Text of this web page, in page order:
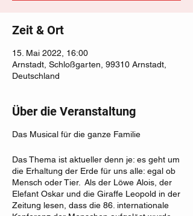
Zeit & Ort
15. Mai 2022, 16:00
Arnstadt, Schloßgarten, 99310 Arnstadt,
Deutschland
Über die Veranstaltung
Das Musical für die ganze Familie
Das Thema ist aktueller denn je: es geht um
die Erhaltung der Erde für uns alle: egal ob
Mensch oder Tier. Als der Löwe Alois, der
Elefant Oskar und die Giraffe Leopold in der
Zeitung lesen, dass die 86. internationale